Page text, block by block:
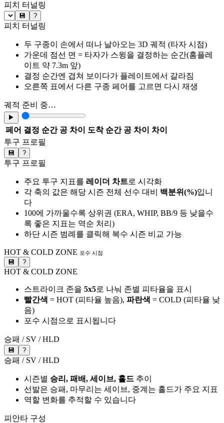
피치 터널링
💾 ?
피치 터널링
두 구종이 손에서 떠나 날아오는 3D 궤적 (타자 시점)
가운데 점선 면 = 타자가 스윙을 결정하는 순간(홈플레
이트 약 7.3m 앞)
결정 순간엔 겹쳐 보이다가 플레이트에서 갈라짐
오른쪽 표에서 다른 구종 페어를 고르면 다시 재생
궤적 준비 중…
▶
페어 결정 순간 공 차이 도착 순간 공 차이
차이
투구 프로필
💾 ?
투구 프로필
주요 투구 지표를 레이더 차트로 시각화
각 축의 값은 해당 시즌 전체 선수 대비 백분위(%)입니
다
100에 가까울수록 상위권 (ERA, WHIP, BB/9 등 낮을수
록 좋은 지표는 역순 처리)
하단 시즌 범례를 클릭해 복수 시즌 비교 가능
HOT & COLD ZONE 포수 시점
💾 ?
HOT & COLD ZONE
스트라이크 존을 5x5로 나눠 존별 피타율을 표시
빨간색 = HOT (피타율 높음), 파란색 = COLD (피타율 낮
음)
포수 시점으로 표시됩니다
승패 / SV / HLD
💾 ?
승패 / SV / HLD
시즌별 승리, 패배, 세이브, 홀드 추이
선발은 승패, 마무리는 세이브, 중계는 홀드가 주요 지표
역할 변화를 추적할 수 있습니다
피안타 구성